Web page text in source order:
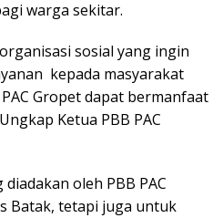
warga sekitar.
sosial yang ingin
kepada masyarakat
Gropet dapat bermanfaat
Ketua PBB PAC
oleh PBB PAC
Batak, tetapi juga untuk